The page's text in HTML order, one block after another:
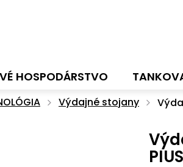
HOSPODÁRSTVO
Výdajné stojany